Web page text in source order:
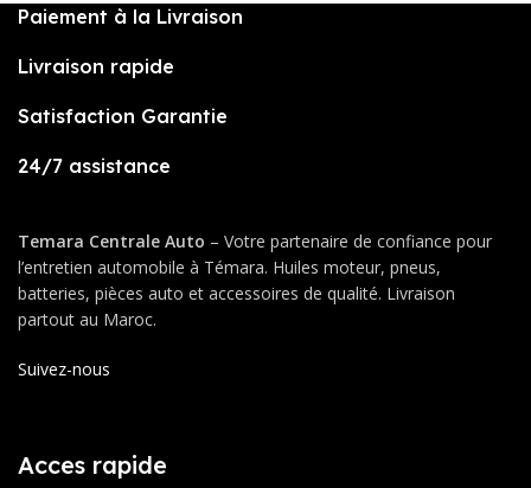
Paiement à la Livraison
Livraison rapide
Satisfaction Garantie
24/7 assistance
Temara Centrale Auto – Votre partenaire de confiance pour
l’entretien automobile à Témara. Huiles moteur, pneus,
batteries, pièces auto et accessoires de qualité. Livraison
partout au Maroc.
Suivez-nous
Acces rapide